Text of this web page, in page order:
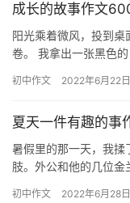
成长的故事作文
阳光乘着微风，投到
卷。 我拿出一张黑色
前。 …
初中作文 2022年6月22日
夏天一件有趣的
暑假里的那一天，我揉
肢。外公和他的几位
初中作文 2022年6月28日